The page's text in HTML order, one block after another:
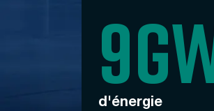
d'énergie